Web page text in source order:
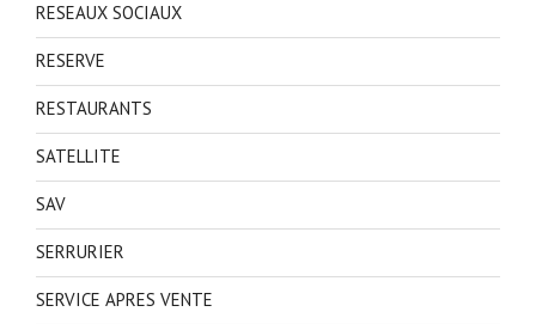
RESEAUX SOCIAUX
RESERVE
RESTAURANTS
SATELLITE
SAV
SERRURIER
SERVICE APRES VENTE